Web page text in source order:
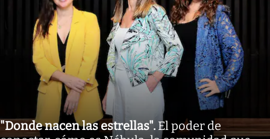
"Donde nacen las estrellas". El poder de